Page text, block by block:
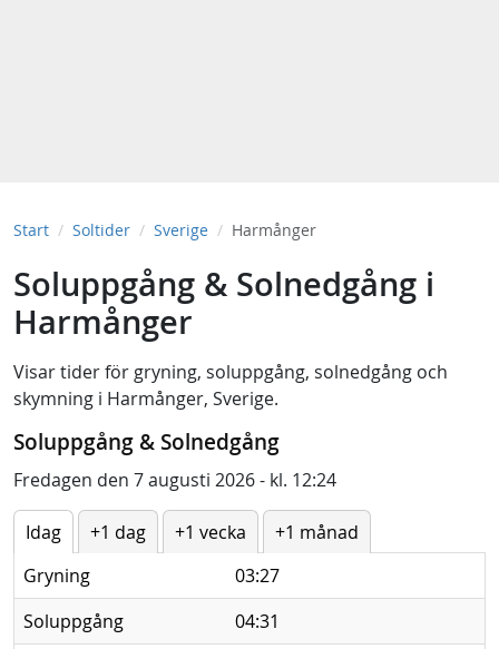
Start Soltider Sverige Harmånger
Soluppgång & Solnedgång i
Harmånger
Visar tider för gryning, soluppgång, solnedgång och
skymning i Harmånger, Sverige.
Soluppgång & Solnedgång
Fredagen den 7 augusti 2026 - kl. 12:24
Idag +1 dag +1 vecka
+1 månad
Gryning
03:27
Soluppgång
04:31